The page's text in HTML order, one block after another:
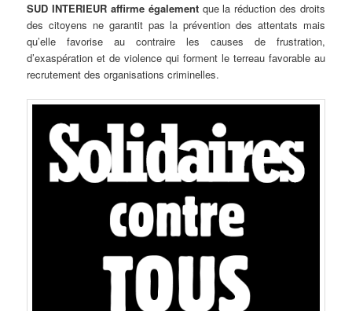
SUD INTERIEUR affirme égalementque la réduction des droits
des citoyens ne garantit pas la prévention des attentats mais
qu’elle favorise au contraire les causes de frustration,
d’exaspération et de violence qui forment le terreau favorable au
recrutement des organisations criminelles.